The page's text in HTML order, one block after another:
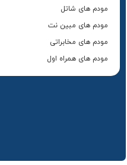
مودم های شاتل
مودم های مبین نت
مودم های مخابراتی
مودم های همراه اول